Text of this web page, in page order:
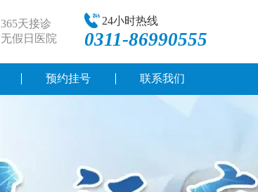
365天接诊
无假日医院
24小时热线
0311-86990555
预约挂号 联系我们